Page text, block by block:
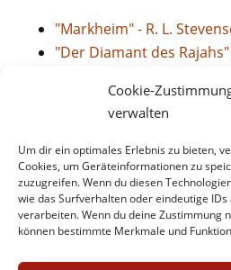
Cookie-
verwalten
Um dir ein optimales Erlebnis zu bieten,
Cookies, um Geräteinformationen zu
zuzugreifen. Wenn du diesen
wie das Surfverhalten oder eindeutige
verarbeiten. Wenn du deine Zustimmung
können bestimmte Merkmale und
"Markheim" - R. L.
"Der Diamant des
(1878/1882)
"Der seltsame Fall des Dr.
Hyde" - R.L. Stevenson